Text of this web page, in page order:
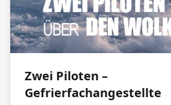
Zwei Piloten –
Gefrierfachangestellte